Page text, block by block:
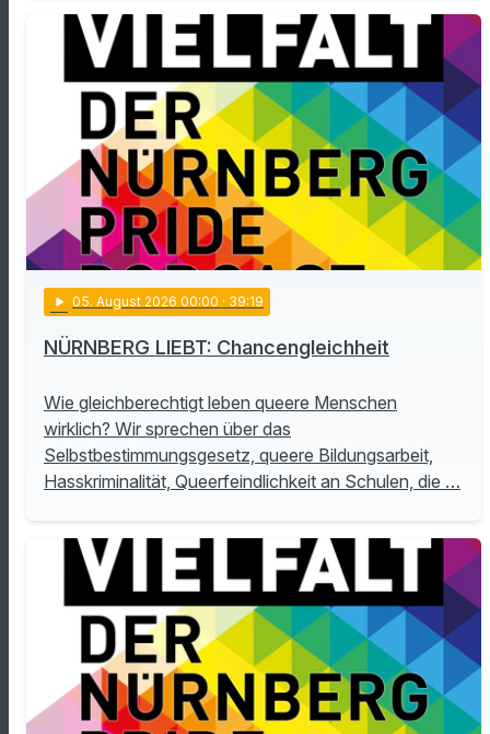
play_arrow 05. August 2026 00:00 · 39:19
NÜRNBERG LIEBT: Chancengleichheit
Wie gleichberechtigt leben queere Menschen
wirklich? Wir sprechen über das
Selbstbestimmungsgesetz, queere Bildungsarbeit,
Hasskriminalität, Queerfeindlichkeit an Schulen, die …